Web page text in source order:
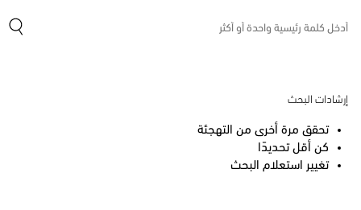
إرشادات البحث
تحقق مرة أخرى من التهجئة
كن أقل تحديدًا
تغيير استعلام البحث